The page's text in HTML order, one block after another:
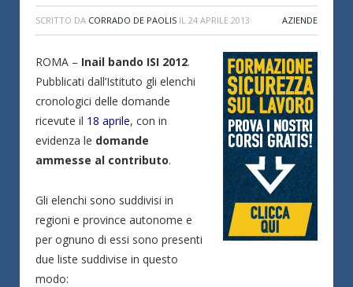
SCRITTO DA CORRADO DE PAOLIS IL 24 APRILE 2013 AZIENDE
ROMA – Inail bando ISI 2012.
Pubblicati dall’Istituto gli elenchi
cronologici delle domande
ricevute il 18 aprile, con in
evidenza le domande
ammesse al contributo.
Gli elenchi sono suddivisi in
regioni e province autonome e
per ognuno di essi sono presenti
due liste suddivise in questo
modo: